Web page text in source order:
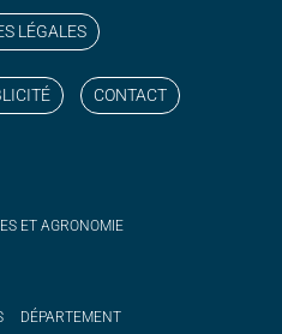
LÉGALES
CONTACT
ET AGRONOMIE
DÉPARTEMENT